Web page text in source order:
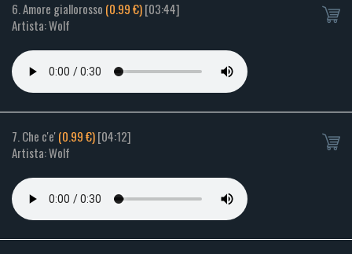
6. Amore giallorosso (0.99 €)[03:44]
Artista: Wolf
7. Che c'e'(0.99 €)[04:12]
Artista: Wolf